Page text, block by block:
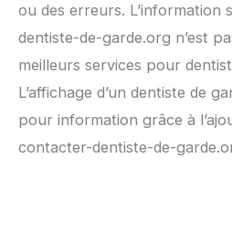
ou des erreurs. L’information
dentiste-de-garde.org n’est
meilleurs services pour
L’affichage d’un dentiste de
pour information grâce à
contacter-dentiste-de-